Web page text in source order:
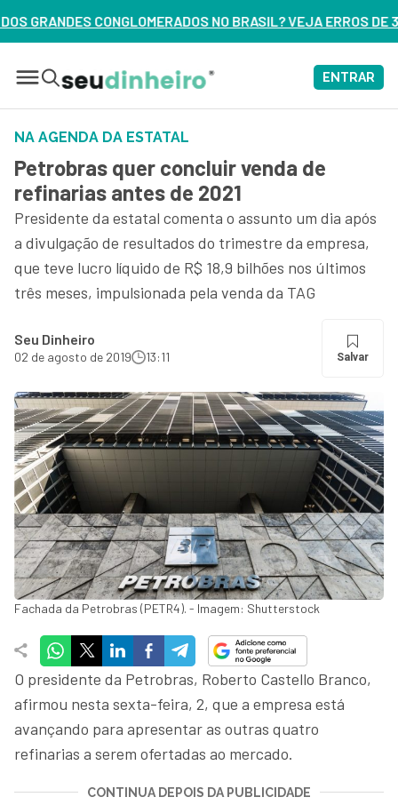
NO BRASIL? VEJA ERROS DE 3 DELES – ASSISTA
ENTRAR
NA AGENDA DA ESTATAL
Petrobras quer concluir venda de
refinarias antes de 2021
Presidente da estatal comenta o assunto um dia após
a divulgação de resultados do trimestre da empresa,
que teve lucro líquido de R$ 18,9 bilhões nos últimos
três meses, impulsionada pela venda da TAG
Seu Dinheiro
02 de agosto de 2019 13:11 Salvar
Fachada da Petrobras (PETR4). - Imagem: Shutterstock
O presidente da Petrobras, Roberto Castello Branco,
afirmou nesta sexta-feira, 2, que a empresa está
avançando para apresentar as outras quatro
refinarias a serem ofertadas ao mercado.
CONTINUA DEPOIS DA PUBLICIDADE